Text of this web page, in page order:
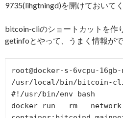
9735(lihgtningd)を開けておいて
bitcoin-cliのショートカットを作
getinfoとやって、うまく情報が
root@docker-s-6vcpu-
/usr/local/bin/bitcoin-
#!/usr/bin/env bash
docker run --rm --network